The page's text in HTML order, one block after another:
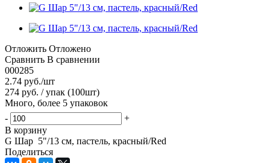
Отложить Отложено
Сравнить В сравнении
000285
2.74 руб./шт
274 руб. / упак (100шт)
Много, более 5 упаковок
-
+
В корзину
G Шар 5"/13 см, пастель, красный/Red
Поделиться